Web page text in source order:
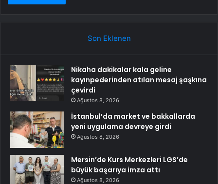
Son Eklenen
Nikaha dakikalar kala geline
kayınpederinden atılan mesaj şaşkına
çevirdi
Ağustos 8, 2026
İstanbul’da market ve bakkallarda
yeni uygulama devreye girdi
Ağustos 8, 2026
Mersin’de Kurs Merkezleri LGS’de
büyük başarıya imza attı
Ağustos 8, 2026